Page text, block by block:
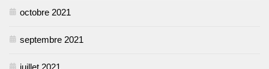
octobre 2021
septembre 2021
juillet 2021